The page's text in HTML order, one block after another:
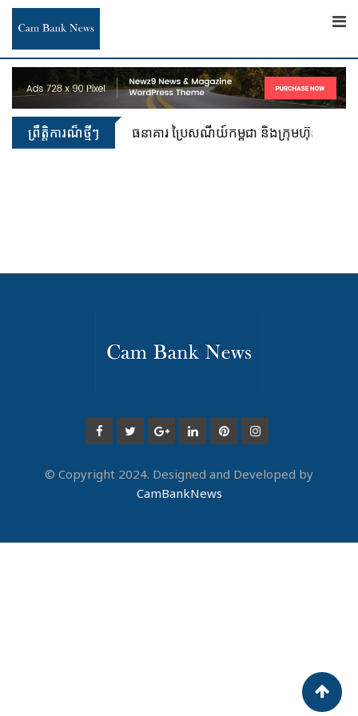
Skip
content
ព្រឹត្តិការណ៏ថ្មីៗ ធនាគារ ប្រៃសណីយ៍កម្ពុជា និងក្រុមហ៊ុន អាយជី អ
© Copyright 2024. Designed and Developed by
CamBankNews